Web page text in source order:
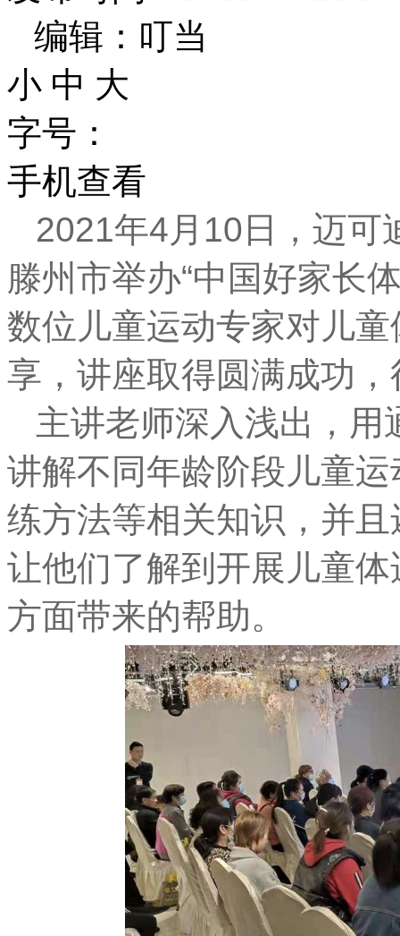
编辑：叮当
小 中 大
字号：
手机查看
2021年4月10日，迈可
滕州市举办“中国好家长
数位儿童运动专家对儿
享，讲座取得圆满成功
主讲老师深入浅出，
讲解不同年龄阶段儿童
练方法等相关知识，并
让他们了解到开展儿童
方面带来的帮助。